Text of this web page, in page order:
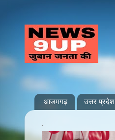
आजमगढ़ उत्तर प्रदेश
.